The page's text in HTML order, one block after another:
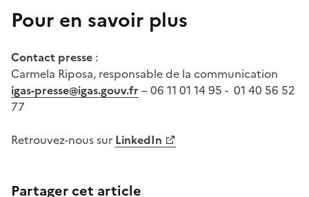
Pour en savoir plus
Contact presse :
Carmela Riposa, responsable de la communication
igas-presse@igas.gouv.fr – 06 11 01 14 95 - 01 40 56 52
77
Retrouvez-nous sur LinkedIn
Partager cet article